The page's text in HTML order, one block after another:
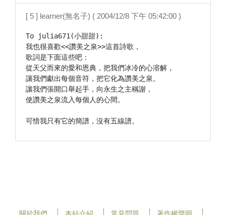
[ 5 ] learner(無名子) ( 2004/12/8 下午 05:42:00 )
To julia671(小甜甜):
我也很喜歡<<讚美之泉>>這首詩歌，
歌詞是下面這些吧：
從天父而來的愛和恩典，把我們冰冷的心溶解，
讓我們獻出每個音符，把它化為讚美之泉。
讓我們張開口舉起手，向永生之主稱謝，
使讚美之泉流入每個人的心間。
可惜我只有它的簡譜，沒有五線譜。